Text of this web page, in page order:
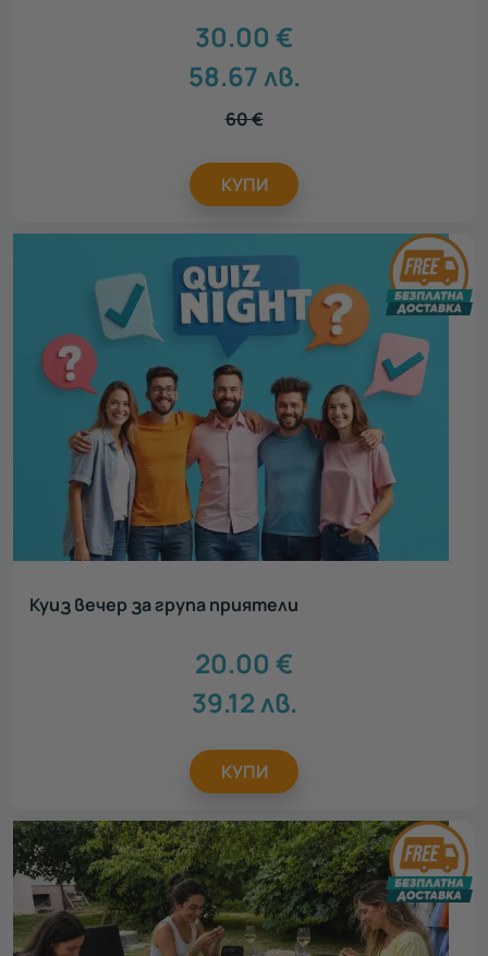
30.00 €
58.67лв.
60€
КУПИ
Куиз вечер за група приятели
20.00 €
39.12лв.
КУПИ